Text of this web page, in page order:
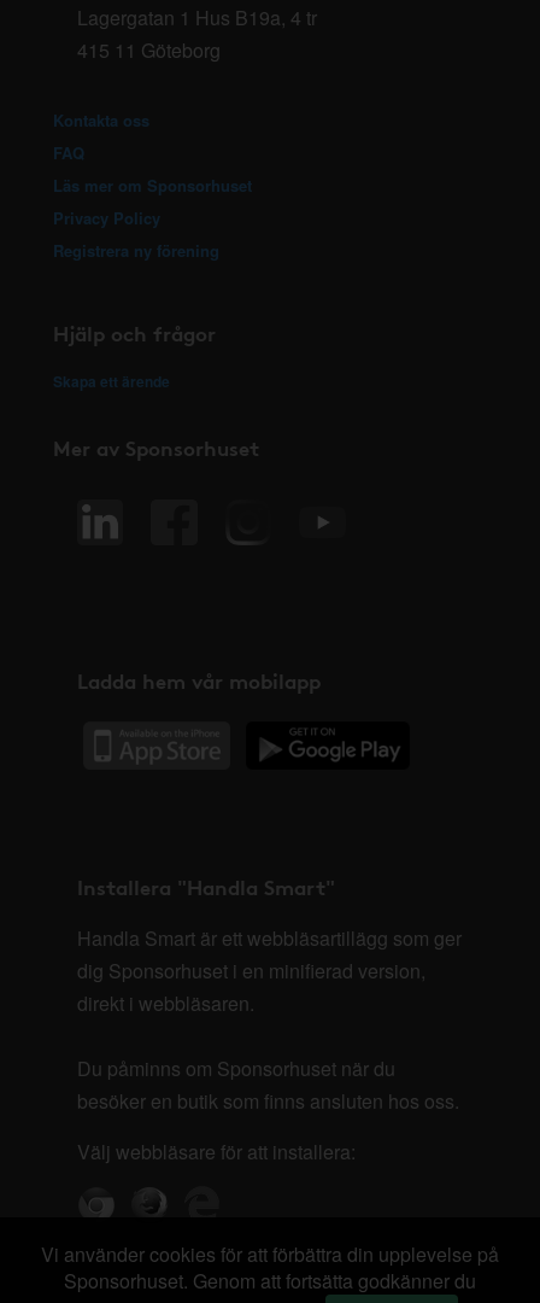
Lagergatan 1 Hus B19a, 4 tr
415 11 Göteborg
Kontakta oss
FAQ
Läs mer om Sponsorhuset
Privacy Policy
Registrera ny förening
Hjälp och frågor
Skapa ett ärende
Mer av Sponsorhuset
Ladda hem vår mobilapp
Installera "Handla Smart"
Handla Smart är ett webbläsartillägg som ger
dig Sponsorhuset i en minifierad version,
direkt i webbläsaren.
Du påminns om Sponsorhuset när du
besöker en butik som finns ansluten hos oss.
Välj webbläsare för att installera:
Vi använder cookies för att förbättra din upplevelse på
Sponsorhuset. Genom att fortsätta godkänner du